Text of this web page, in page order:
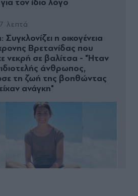
τον ίδιο λόγο
λεπτά
η οικογένεια
Βρετανίδας που
νεκρή σε βαλίτσα - "Ήταν
άνθρωπος,
τη ζωή της βοηθώντας
ανάγκη"